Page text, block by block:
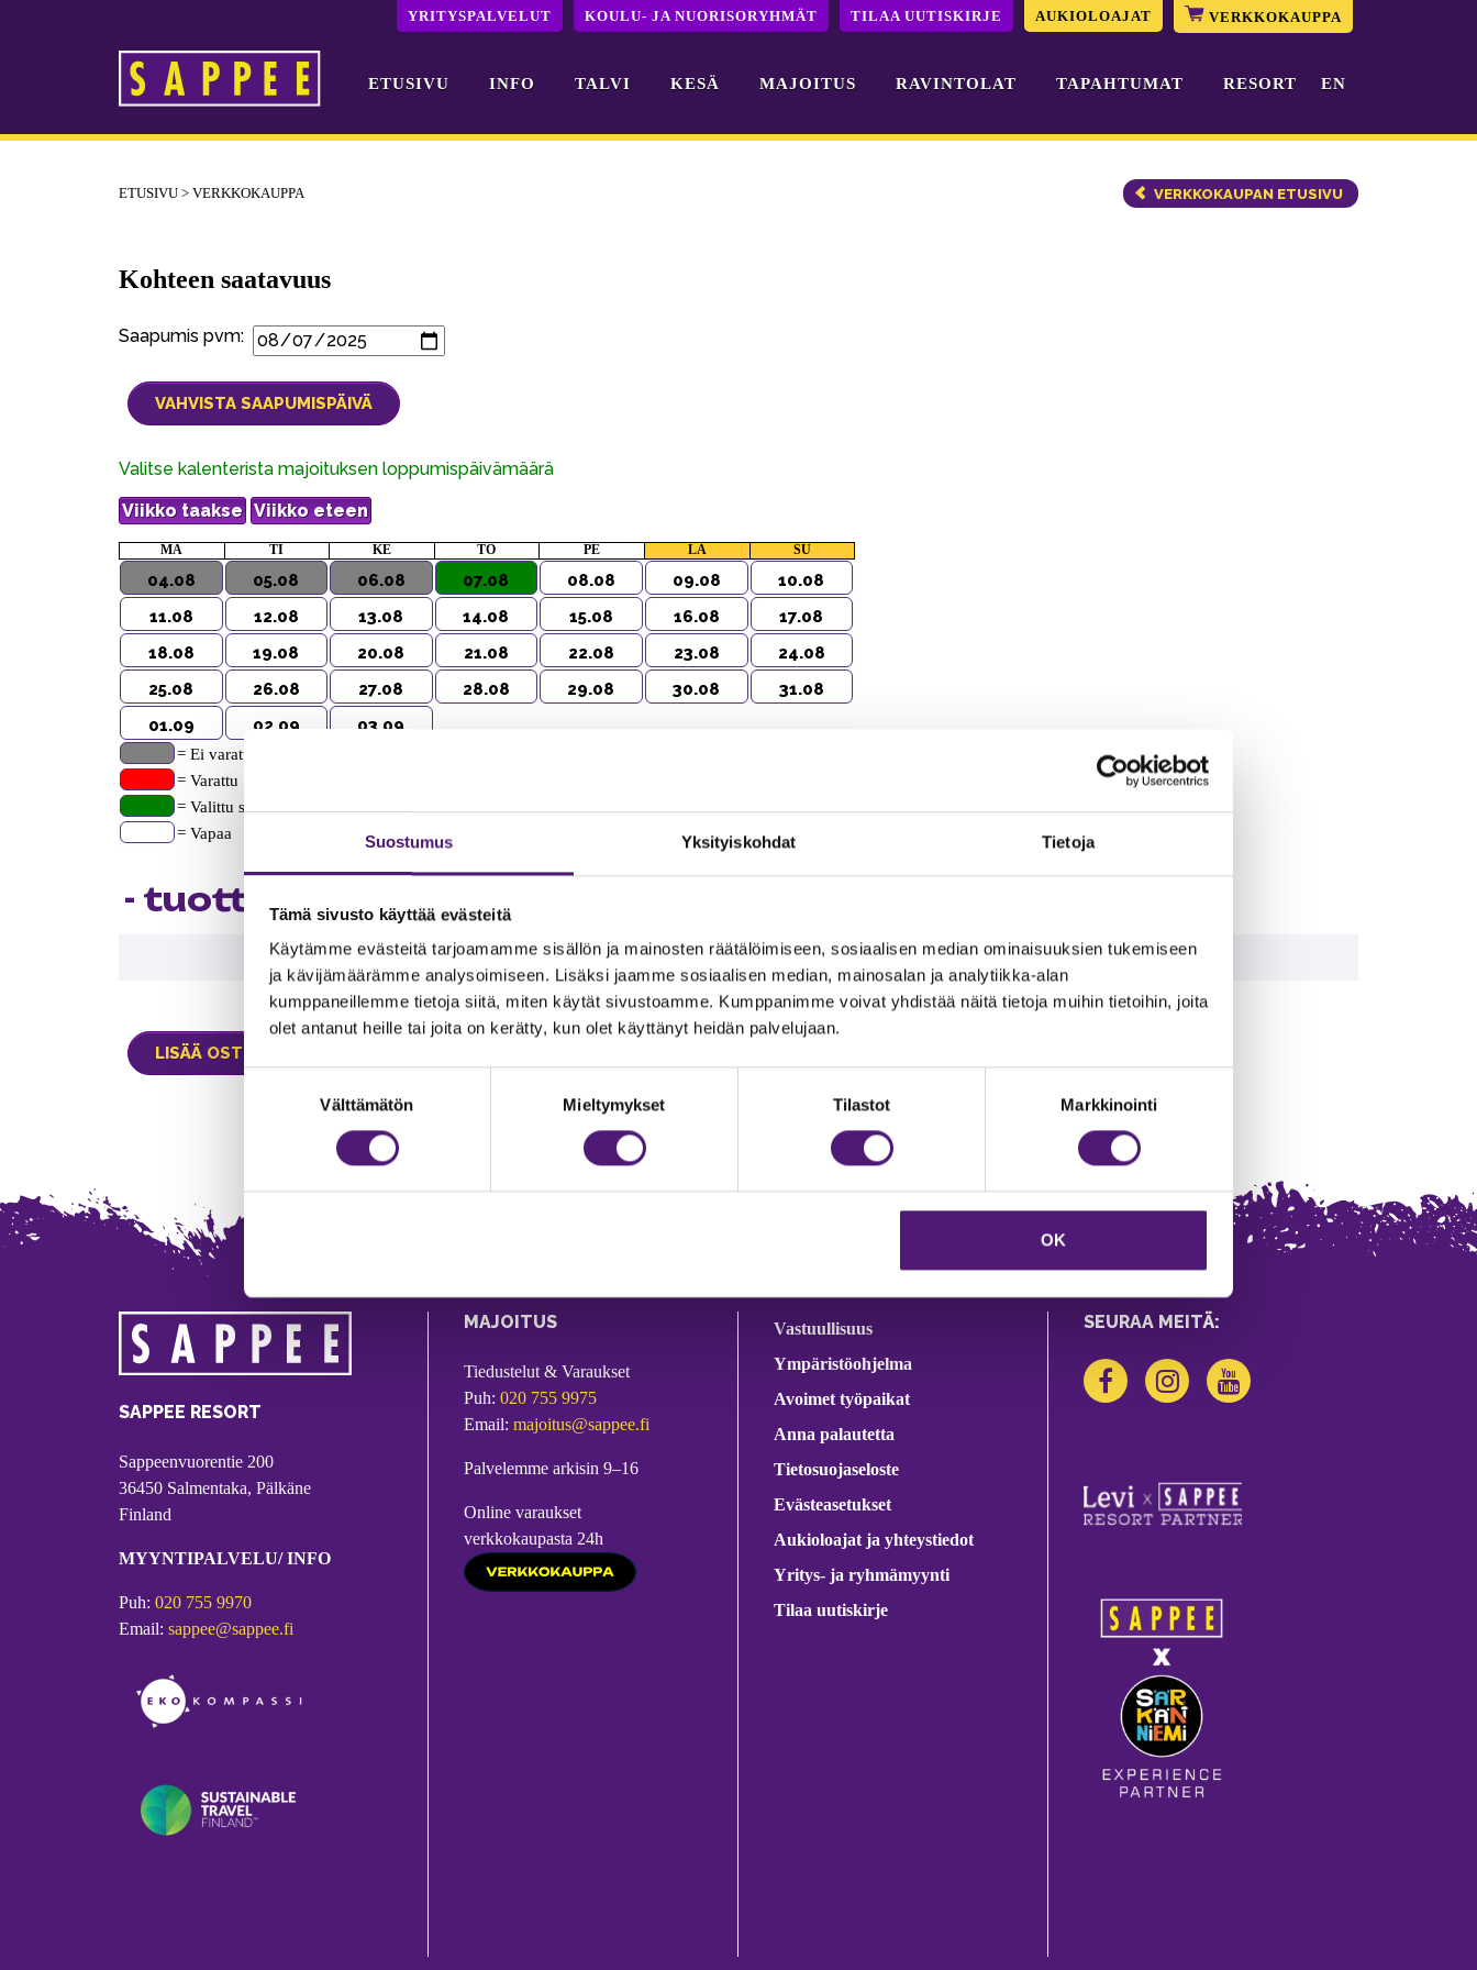
Suostumus Yksityiskohdat Tietoja
Tämä sivusto käyttää evästeitä
Käytämme evästeitä tarjoamamme sisällön ja mainosten räätälöimiseen, sosiaalisen median ominaisuuksien tukemiseen
ja kävijämäärämme analysoimiseen. Lisäksi jaamme sosiaalisen median, mainosalan ja analytiikka-alan
kumppaneillemme tietoja siitä, miten käytät sivustoamme. Kumppanimme voivat yhdistää näitä tietoja muihin tietoihin, joita
olet antanut heille tai joita on kerätty, kun olet käyttänyt heidän palvelujaan.
Suostumuksen
Välttämätön Mieltymykset Tilastot Markkinointi
OK
YRITYSPALVELUT KOULU- JA NUORISORYHMÄT TILAA UUTISKIRJE AUKIOLOAJAT VERKKOKAUPPA
Päävalikko ETUSIVU INFO TALVI KESÄ MAJOITUS RAVINTOLAT TAPAHTUMAT RESORT EN
ETUSIVU> VERKKOKAUPPA VERKKOKAUPAN ETUSIVU
Kohteen saatavuus
Saapumis pvm:
Valitse kalenterista majoituksen loppumispäivämäärä
MA TI KE TO PE LA SU
04.08 05.08 06.08 07.08 08.08 09.08
10.08
11.08
12.08 13.08 14.08 15.08 16.08
17.08
18.08
19.08 20.08 21.08 22.08 23.08
24.08
25.08
26.08 27.08 28.08 29.08 30.08
31.08
01.09
02.09 03.09
= Ei varattavissa webshopissa, tarvittaessa ota yhteyttä puhelinmyyntiin
= Varattu
= Valittu saapumispvm
= Vapaa
- tuotteen tiedot
SAPPEE RESORT
Sappeenvuorentie 200
36450 Salmentaka, Pälkäne
Finland
MYYNTIPALVELU/ INFO
Puh: 020 755 9970
Email: sappee@sappee.fi
MAJOITUS
Tiedustelut & Varaukset
Puh: 020 755 9975
Email: majoitus@sappee.fi
Palvelemme arkisin 9–16
Online varaukset
verkkokaupasta 24h
Vastuullisuus
Ympäristöohjelma
Avoimet työpaikat
Anna palautetta
Tietosuojaseloste
Evästeasetukset
Aukioloajat ja yhteystiedot
Yritys- ja ryhmämyynti
Tilaa uutiskirje
SEURAA MEITÄ: